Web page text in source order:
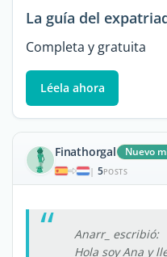
La guía del
Completa y gratuita
Léela ahora
Finathorgal Nuevo
| 5POSTS
Anarr_ escribió:
Hola soy Ana y